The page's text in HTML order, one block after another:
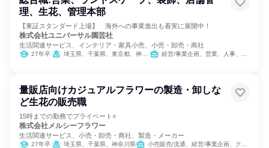
理、生花、管理本部
【東証スタンダード上場】 海外への事業進出も着実に展開中！
株式会社ユニバーサル園芸社
生活関連サービス、インテリア・家具小売、小売・卸売・商社
27年卒 埼玉県、千葉県、東京都、神奈川県、愛知県、滋賀県、大阪府、兵庫県 経営/事業企画、営業、人事、クリエイティブ/デザイン職、建築/土木/プラント専門職
量販店向けカジュアルフラワーの製造・卸しな
ど生花の販売職
15時までの勤務でプライベート○
株式会社メルシーフラワー
生活関連サービス、小売・卸売・商社、製造・メーカー
27年卒 埼玉県、千葉県、神奈川県 小売販売/流通、経営/事業企画、クリエイティブ/デザイン職